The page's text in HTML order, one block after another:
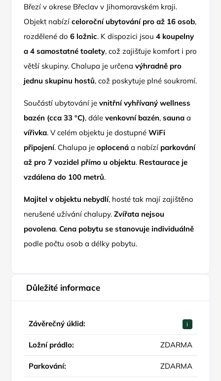
Březí v okrese Břeclav v Jihomoravském kraji.
Objekt nabízíceloroční ubytování pro až 16 osob,
rozdělené do6 ložnic. K dispozici jsou4 koupelny
a 4 samostatné toalety, což zajišťuje komfort i pro
větší skupiny. Chalupa je určenavýhradně pro
jednu skupinu hostů, což poskytuje plné soukromí.
Součástí ubytování jevnitřní vyhřívaný wellness
bazén (cca 33 °C), dálevenkovní bazén,sauna a
vířivka. V celém objektu je dostupnéWiFi
připojení. Chalupa jeoplocená a nabízí parkování
až pro 7 vozidel přímo u objektu. Restaurace je
vzdálena do 100 metrů.
Majitel v objektu nebydlí, hosté tak mají zajištěno
nerušené užívání chalupy.Zvířata nejsou
povolena.Cena pobytu se stanovuje individuálně
podle počtu osob a délky pobytu.
Důležité informace
Závěrečný úklid: i
Ložní prádlo: ZDARMA
Parkování: ZDARMA